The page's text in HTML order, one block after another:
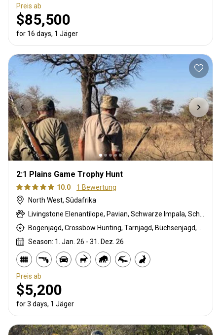
Preis ab
$85,500
for 16 days, 1 Jäger
2:1 Plains Game Trophy Hunt
10.0
1 Bewertung
North West, Südafrika
Season: 1. Jan. 26 - 31. Dez. 26
Preis ab
$5,200
for 3 days, 1 Jäger